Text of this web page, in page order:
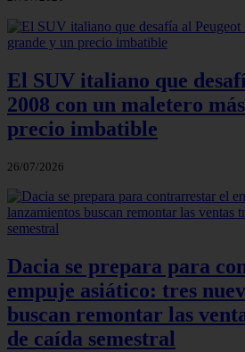
El SUV italiano que
2008 con un maletero
precio imbatible
26/07/2026
Dacia se prepara para
empuje asiático: tres
buscan remontar las
de caída semestral